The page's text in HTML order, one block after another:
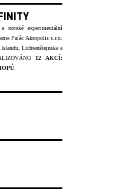
norské experimentální
Palác Akropolis s.r.o.
Lichtenštejnska a
12 AKCÍ: